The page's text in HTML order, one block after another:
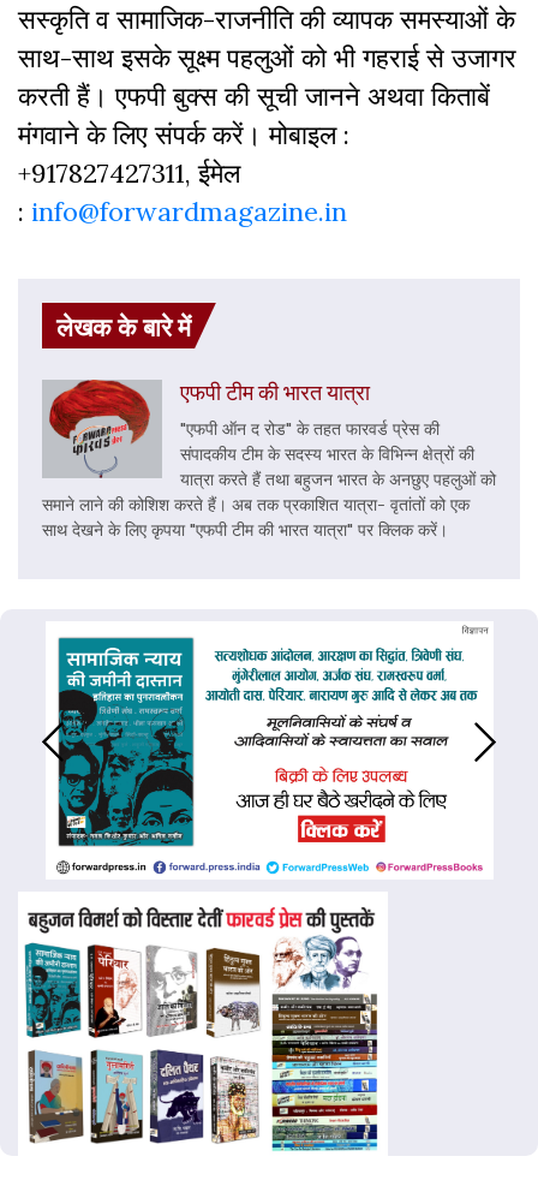
सस्‍क‍ृति व सामाजिक-राजनीति की व्‍यापक समस्‍याओं के
साथ-साथ इसके सूक्ष्म पहलुओं को भी गहराई से उजागर
करती हैं। एफपी बुक्‍स की सूची जानने अथवा किताबें
मंगवाने के लिए संपर्क करें। मोबाइल :
+917827427311, ईमेल
: info@forwardmagazine.in
लेखक के बारे में
एफपी टीम की भारत यात्रा
"एफपी ऑन द रोड" के तहत फारवर्ड प्रेस की
संपादकीय टीम के सदस्य भारत के विभिन्न क्षेत्रों की
यात्रा करते हैं तथा बहुजन भारत के अनछुए पहलुओं को
समाने लाने की कोशिश करते हैं। अब तक प्रकाशित यात्रा- वृतांतों को एक
साथ देखने के लिए कृपया "एफपी टीम की भारत यात्रा" पर क्लिक करें।